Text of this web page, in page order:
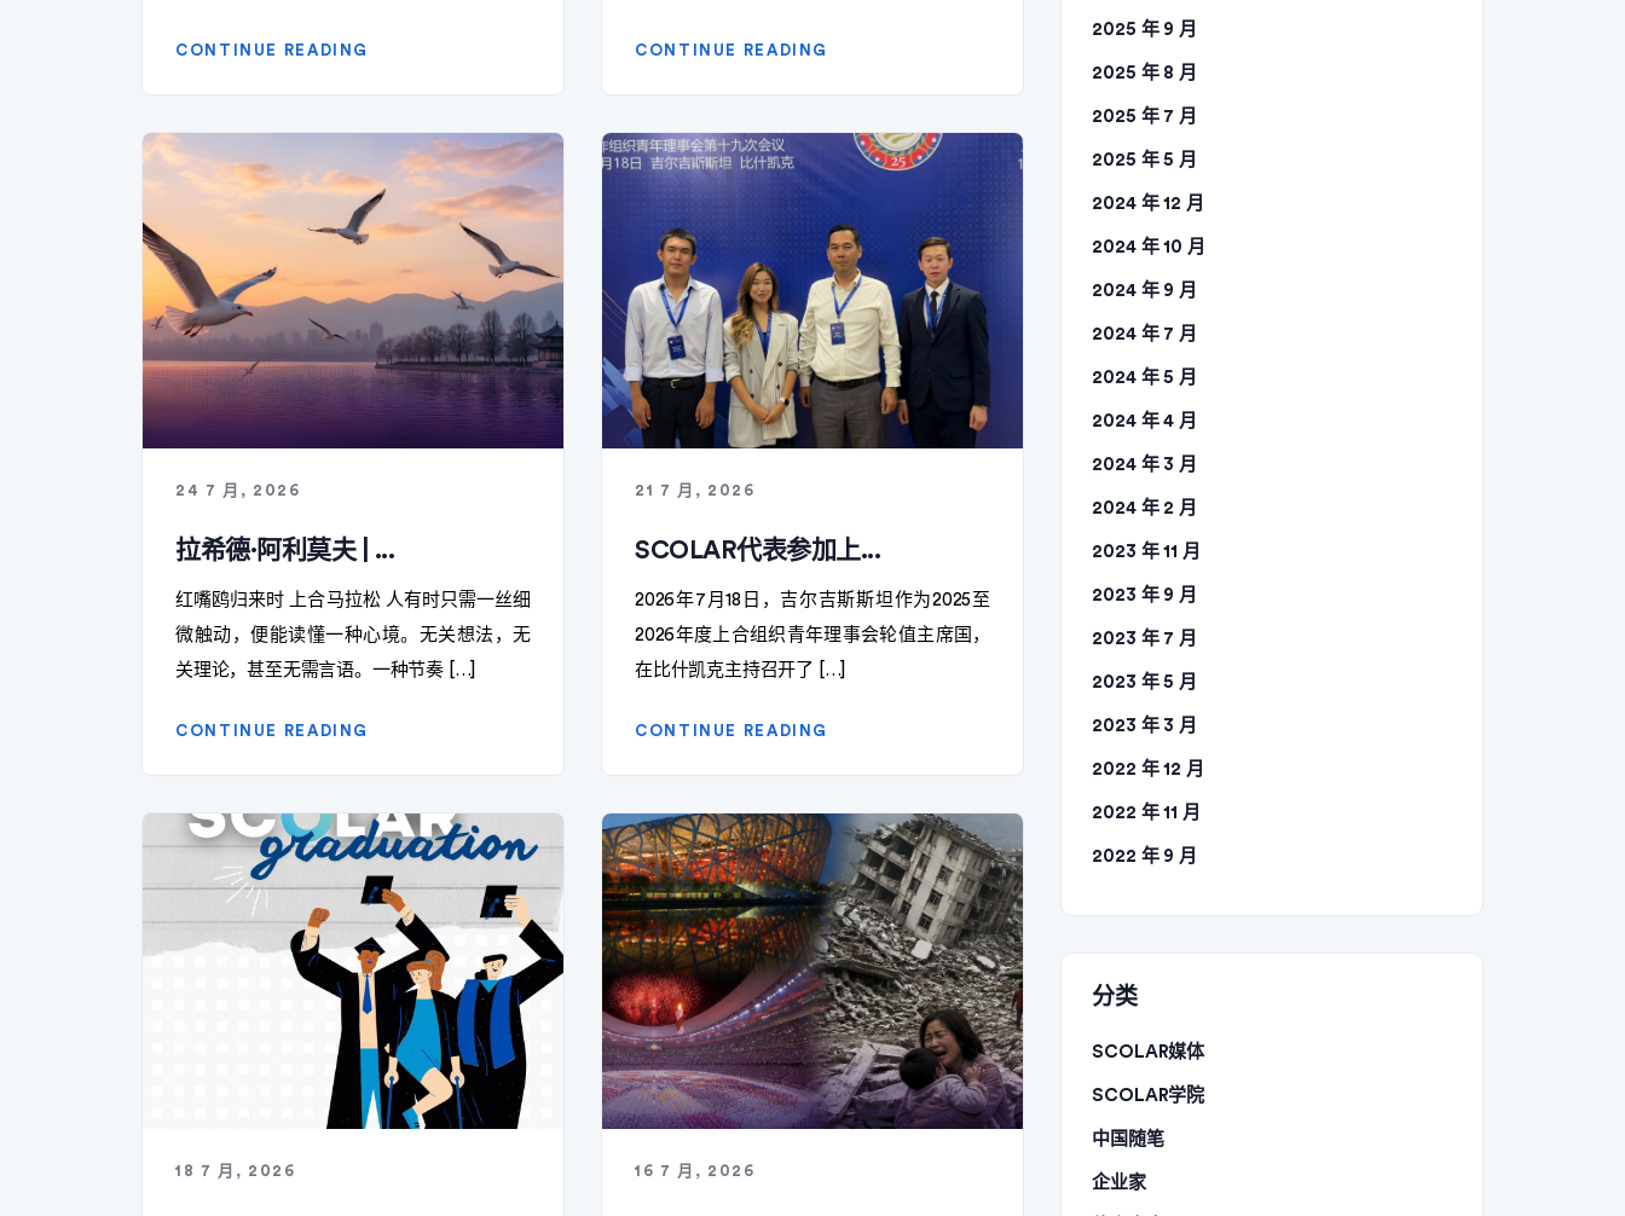
CONTINUE READING CONTINUE READING
24 7 月, 2026
拉希德·阿利莫夫 | ...
红嘴鸥归来时 上合马拉松 人有时只需一丝细
微触动，便能读懂一种心境。无关想法，无
关理论，甚至无需言语。一种节奏 […]
CONTINUE READING
21 7 月, 2026
SCOLAR代表参加上...
2026年7月18日，吉尔吉斯斯坦作为2025至
2026年度上合组织青年理事会轮值主席国，
在比什凯克主持召开了 […]
CONTINUE READING
18 7 月, 2026 16 7 月, 2026
2025 年 9 月
2025 年 8 月
2025 年 7 月
2025 年 5 月
2024 年 12 月
2024 年 10 月
2024 年 9 月
2024 年 7 月
2024 年 5 月
2024 年 4 月
2024 年 3 月
2024 年 2 月
2023 年 11 月
2023 年 9 月
2023 年 7 月
2023 年 5 月
2023 年 3 月
2022 年 12 月
2022 年 11 月
2022 年 9 月
分类
SCOLAR媒体
SCOLAR学院
中国随笔
企业家